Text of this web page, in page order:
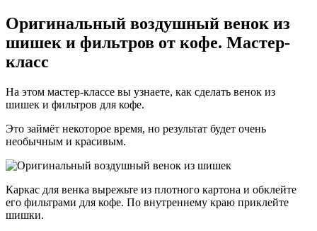
Оригинальный воздушный венок из
шишек и фильтров от кофе. Мастер-
класс
На этом мастер-классе вы узнаете, как сделать венок из
шишек и фильтров для кофе.
Это займёт некоторое время, но результат будет очень
необычным и красивым.
Каркас для венка вырежьте из плотного картона и обклейте
его фильтрами для кофе. По внутреннему краю приклейте
шишки.